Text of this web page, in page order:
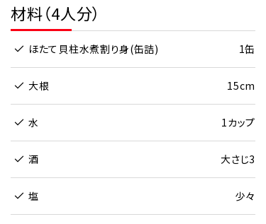
材料（4人分）
ほたて貝柱水煮割り身(缶詰) 1缶
大根 15cm
水 1カップ
酒 大さじ3
塩 少々